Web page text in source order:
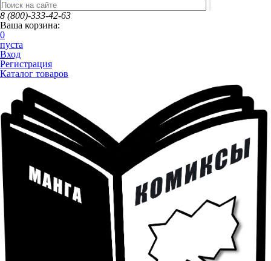
8 (800)-333-42-63
Ваша корзина:
0
пуста
Вход
Регистрация
Каталог товаров